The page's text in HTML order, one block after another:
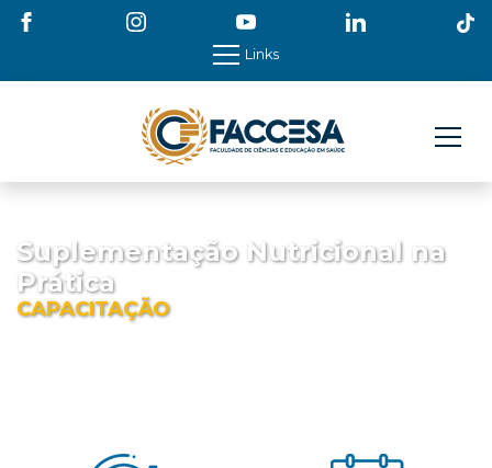
Links
Suplementação Nutricional na
Prática
CAPACITAÇÃO